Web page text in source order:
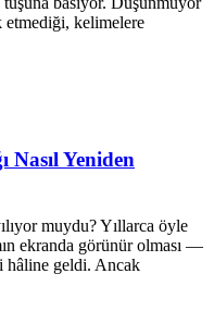
etmediği, kelimelere
Nasıl Yeniden
muydu? Yıllarca öyle
ekranda görünür olması —
hâline geldi. Ancak